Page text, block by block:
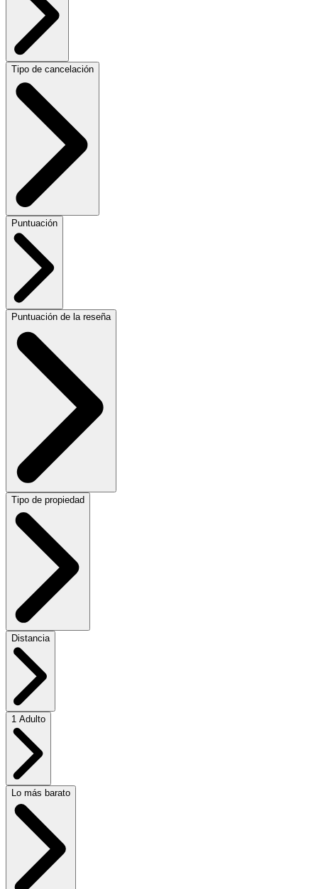
Tipo de cancelación
Puntuación
Puntuación de la reseña
Tipo de propiedad
Distancia
1 Adulto
Lo más barato